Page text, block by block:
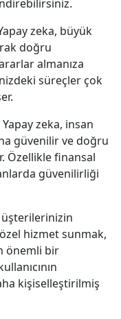
zeka, büyük
doğru
almanıza
süreçler çok
Yapay zeka, insan
güvenilir ve doğru
Özellikle finansal
güvenilirliği
hizmet sunmak,
önemli bir
kişiselleştirilmiş